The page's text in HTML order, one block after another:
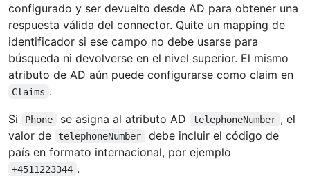
configurado y ser devuelto desde AD para obtener una
respuesta válida del connector. Quite un mapping de
identificador si ese campo no debe usarse para
búsqueda ni devolverse en el nivel superior. El mismo
atributo de AD aún puede configurarse como claim en
Claims .
Si
Phone se asigna al atributo AD telephoneNumber , el
valor de
telephoneNumber
debe incluir el código de
país en formato internacional, por ejemplo
+4511223344 .